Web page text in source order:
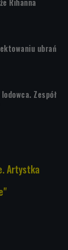
ubrań
Zespół
Artystka